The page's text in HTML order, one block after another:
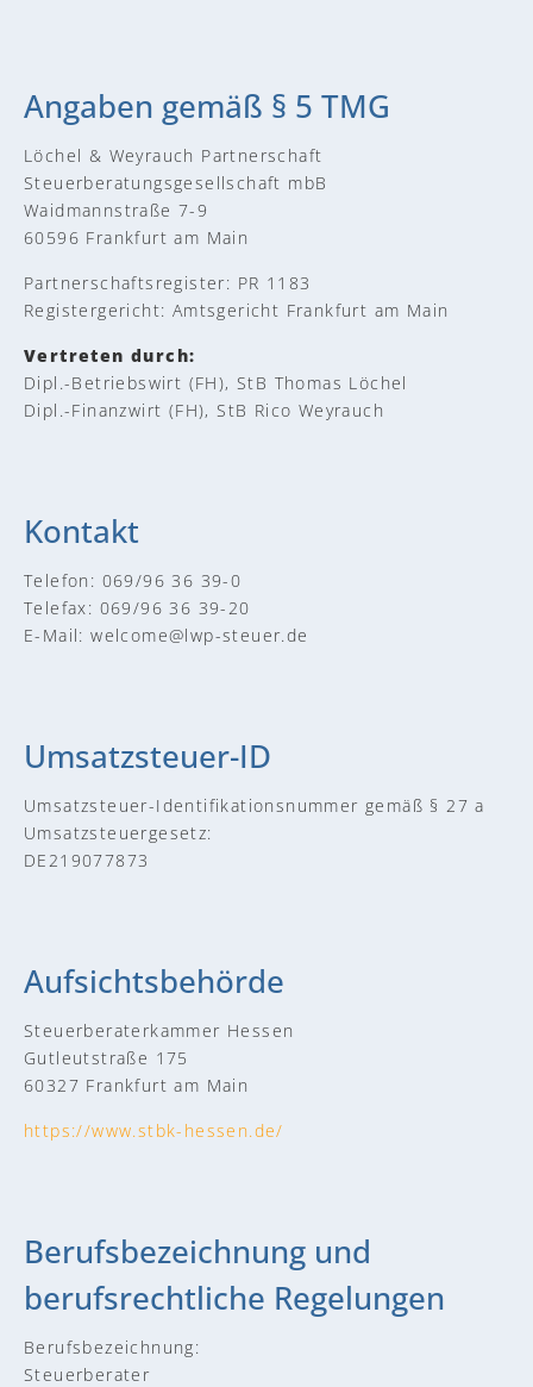
Angaben gemäß § 5 TMG
Löchel & Weyrauch Partnerschaft
Steuerberatungsgesellschaft mbB
Waidmannstraße 7-9
60596 Frankfurt am Main
Partnerschaftsregister: PR 1183
Registergericht: Amtsgericht Frankfurt am Main
Vertreten durch:
Dipl.-Betriebswirt (FH), StB Thomas Löchel
Dipl.-Finanzwirt (FH), StB Rico Weyrauch
Kontakt
Telefon: 069/96 36 39-0
Telefax: 069/96 36 39-20
E-Mail: welcome@lwp-steuer.de
Umsatzsteuer-ID
Umsatzsteuer-Identifikationsnummer gemäß § 27 a
Umsatzsteuergesetz:
DE219077873
Aufsichtsbehörde
Steuerberaterkammer Hessen
Gutleutstraße 175
60327 Frankfurt am Main
https://www.stbk-hessen.de/
Berufsbezeichnung und
berufsrechtliche Regelungen
Berufsbezeichnung:
Steuerberater